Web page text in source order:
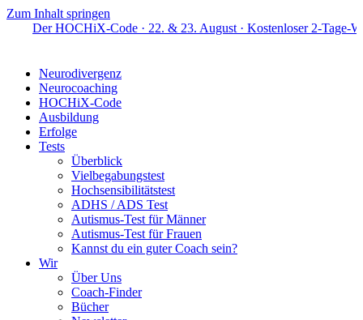
Zum Inhalt springen
HOCHiX-Code · 22. & 23. August · Kostenloser 2-Tage-
Neurodivergenz
Neurocoaching
HOCHiX-Code
Ausbildung
Erfolge
Tests
Überblick
Vielbegabungstest
Hochsensibilitätstest
ADHS / ADS Test
Autismus-Test für Männer
Autismus-Test für Frauen
Kannst du ein guter Coach sein?
Wir
Über Uns
Coach-Finder
Bücher